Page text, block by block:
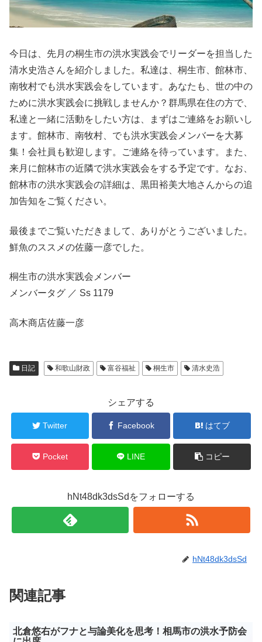
今日は、先月の桐生市の洪水実践会でリーダーを担当した
清水史浩さんを紹介しました。私達は、桐生市、館林市、
南牧村でも洪水実践会をしています。あなたも、世の中の
ために洪水実践会に挑戦しませんか？群馬県在住の方で、
私達と一緒に活動をしたい方は、まずはご連絡をお願いし
ます。館林市、南牧村、でも洪水実践会メンバーを大募
集！会社員も歓迎します。ご連絡を待っています。また、
来月に館林市の近隣で洪水実践会をする予定です。なお、
館林市の洪水実践会の詳細は、黒田裕美大地さんからの追
加告知をご覧ください。
最後までご覧いただきまして、ありがとうございました。
鮮魚のススメの佐藤一彦でした。
桐生市の洪水実践会メンバー
メンバータグ ／ Ss 1179
高木商店佐藤一彦
日記 和歌山財政 富谷福祉 桐生市 清水史浩
シェアする
Twitter Facebook はてブ
Pocket LINE コピー
hNt48dk3dsSdをフォローする
hNt48dk3dsSd
関連記事
北倉悠右がフナと与論美化を思考！相馬市の洪水予防会